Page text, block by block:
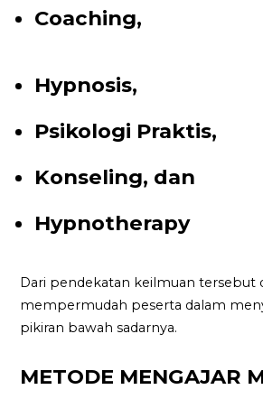
Coaching,
Hypnosis,
Psikologi Praktis,
Konseling, dan
Hypnotherapy
Dari pendekatan keilmuan tersebut
mempermudah peserta dalam
pikiran bawah sadarnya.
METODE MENGAJAR